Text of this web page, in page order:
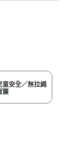
童安全／無拉繩
簾